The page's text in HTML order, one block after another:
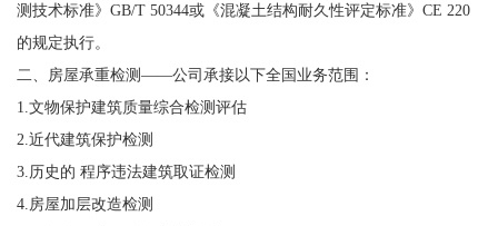
测技术标准》GB/T 50344或《混凝土结构耐久性评定标准》CE 220
的规定执行。
二、房屋承重检测——公司承接以下全国业务范围：
1.文物保护建筑质量综合检测评估
2.近代建筑保护检测
3.历史的 程序违法建筑取证检测
4.房屋加层改造检测